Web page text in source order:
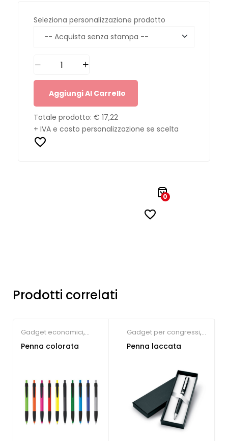
Seleziona personalizzazione prodotto
Aggiungi Al Carrello
Totale prodotto: € 17,22
+ IVA e costo personalizzazione se scelta
0
Prodotti correlati
Gadget economici,
Penne Personalizzate
Penna colorata
Gadget per congressi,
Penne Personalizzate
Penna laccata